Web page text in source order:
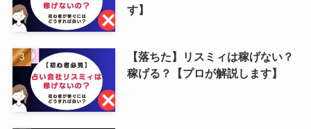
す】
【落ちた】リスミィは稼げない？
稼げる？【プロが解説します】